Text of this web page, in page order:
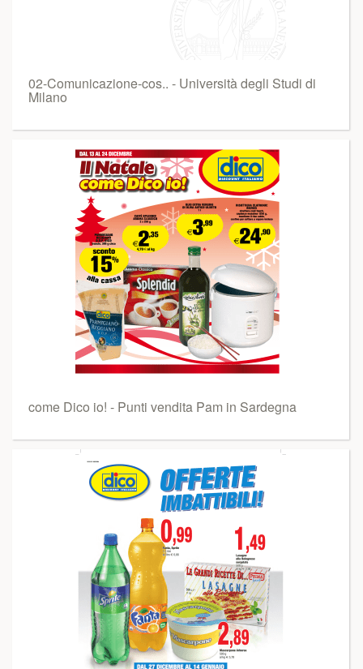
02-Comunicazione-cos.. - Università degli Studi di
Milano
come Dico io! - Punti vendita Pam in Sardegna